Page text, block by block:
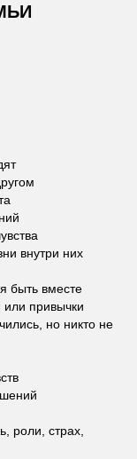
внутри них
быть вместе
или привычки
но никто не
роли, страх,